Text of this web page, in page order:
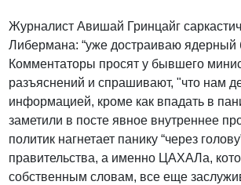
Журналист Авишай Гринцайг
Либермана: “уже достраиваю ядерный
Комментаторы просят у бывшего
разъяснений и спрашивают, "что нам
информацией, кроме как впадать в
заметили в посте явное внутреннее
политик нагнетает панику “через
правительства, а именно ЦАХАЛа,
собственным словам, все еще